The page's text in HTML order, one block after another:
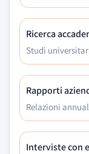
Ricerca
Studi
Rapporti
Relazioni
Interviste con